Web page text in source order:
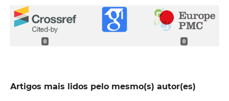
0 0
Artigos mais lidos pelo mesmo(s) autor(es)